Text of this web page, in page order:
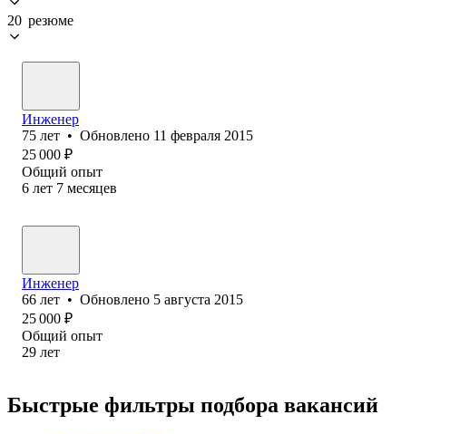
20 резюме
Инженер
75 лет • Обновлено 11 февраля 2015
25 000 ₽
Общий опыт
6 лет 7 месяцев
Инженер
66 лет • Обновлено 5 августа 2015
25 000 ₽
Общий опыт
29 лет
Быстрые фильтры подбора вакансий